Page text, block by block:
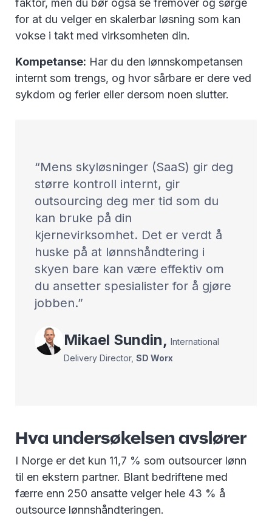
faktor, men du bør også se fremover og sørge
for at du velger en skalerbar løsning som kan
vokse i takt med virksomheten din.
Kompetanse: Har du den lønnskompetansen
internt som trengs, og hvor sårbare er dere ved
sykdom og ferier eller dersom noen slutter.
Mens skyløsninger (SaaS) gir deg
større kontroll internt, gir
outsourcing deg mer tid som du
kan bruke på din
kjernevirksomhet. Det er verdt å
huske på at lønnshåndtering i
skyen bare kan være effektiv om
du ansetter spesialister for å gjøre
jobben.
Mikael Sundin,International
Delivery Director,SD Worx
Hva undersøkelsen avslører
I Norge er det kun 11,7 % som outsourcer lønn
til en ekstern partner. Blant bedriftene med
færre enn 250 ansatte velger hele 43 % å
outsource lønnshåndteringen.